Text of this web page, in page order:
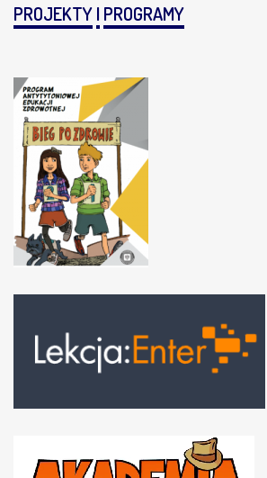
PROJEKTYIPROGRAMY